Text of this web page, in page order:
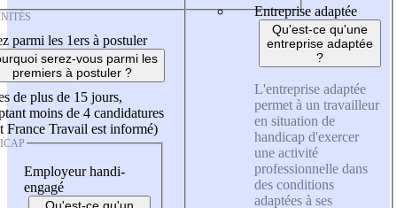
parmi les 1ers à postuler
serez-vous parmi les
premiers à postuler ?
de plus de 15 jours,
moins de 4 candidatures
France Travail est informé)
Employeur handi-
engagé
Entreprise adaptée
Qu'est-ce qu'une
entreprise adaptée
?
L'entreprise adaptée
permet à un travailleur
en situation de
handicap d'exercer
une activité
professionnelle dans
des conditions
adaptées à ses